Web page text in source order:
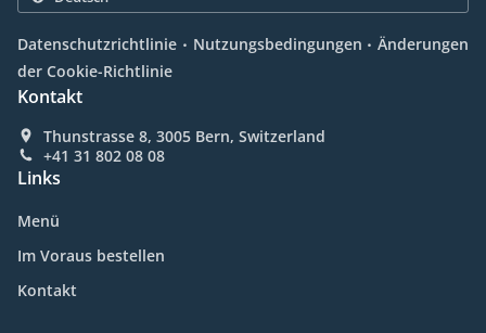
Datenschutzrichtlinie . Nutzungsbedingungen . Änderungen
der Cookie-Richtlinie
Kontakt
Thunstrasse 8, 3005 Bern, Switzerland
+41 31 802 08 08
Links
Menü
Im Voraus bestellen
Kontakt